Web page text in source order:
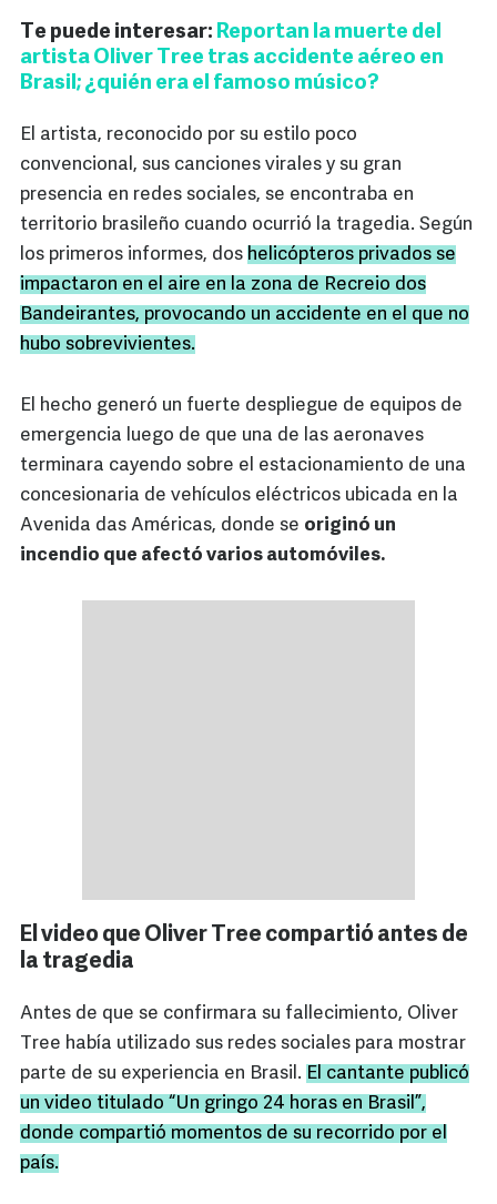
Te puede interesar: Reportan la muerte del
artista Oliver Tree tras accidente aéreo en
Brasil; ¿quién era el famoso músico?
El artista, reconocido por su estilo poco
convencional, sus canciones virales y su gran
presencia en redes sociales, se encontraba en
territorio brasileño cuando ocurrió la tragedia. Según
los primeros informes, dos helicópteros privados se
impactaron en el aire en la zona de Recreio dos
Bandeirantes, provocando un accidente en el que no
hubo sobrevivientes.
El hecho generó un fuerte despliegue de equipos de
emergencia luego de que una de las aeronaves
terminara cayendo sobre el estacionamiento de una
concesionaria de vehículos eléctricos ubicada en la
Avenida das Américas, donde se originó un
incendio que afectó varios automóviles.
El video que Oliver Tree compartió antes de
la tragedia
Antes de que se confirmara su fallecimiento, Oliver
Tree había utilizado sus redes sociales para mostrar
parte de su experiencia en Brasil. El cantante publicó
un video titulado “Un gringo 24 horas en Brasil”,
donde compartió momentos de su recorrido por el
país.